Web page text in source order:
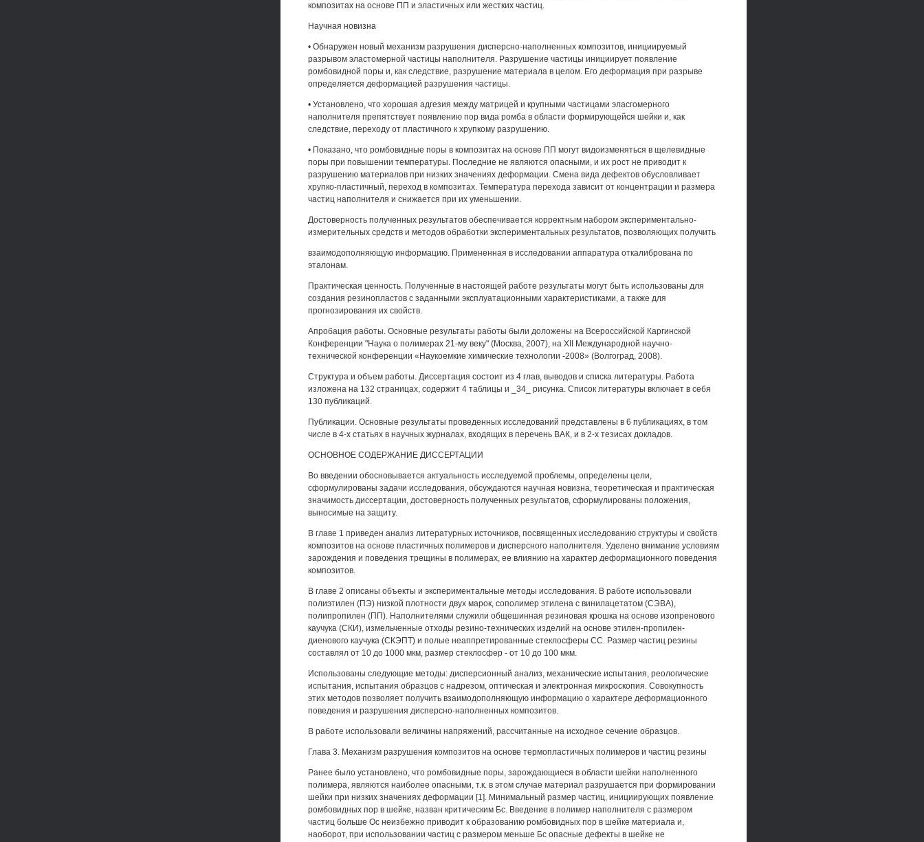
композитах на основе ПП и эластичных или жестких частиц.
Научная новизна
• Обнаружен новый механизм разрушения дисперсно-наполненных композитов, инициируемый
разрывом эластомерной частицы наполнителя. Разрушение частицы инициирует появление
ромбовидной поры и, как следствие, разрушение материала в целом. Его деформация при разрыве
определяется деформацией разрушения частицы.
• Установлено, что хорошая адгезия между матрицей и крупными частицами эласгомерного
наполнителя препятствует появлению пор вида ромба в области формирующейся шейки и, как
следствие, переходу от пластичного к хрупкому разрушению.
• Показано, что ромбовидные поры в композитах на основе ПП могут видоизменяться в щелевидные
поры при повышении температуры. Последние не являются опасными, и их рост не приводит к
разрушению материалов при низких значениях деформации. Смена вида дефектов обусловливает
хрупко-пластичный, переход в композитах. Температура перехода зависит от концентрации и размера
частиц наполнителя и снижается при их уменьшении.
Достоверность полученных результатов обеспечивается корректным набором экспериментально-
измерительных средств и методов обработки экспериментальных результатов, позволяющих получить
взаимодополняющую информацию. Примененная в исследовании аппаратура откалибрована по
эталонам.
Практическая ценность. Полученные в настоящей работе результаты могут быть использованы для
создания резинопластов с заданными эксплуатационными характеристиками, а также для
прогнозирования их свойств.
Апробация работы. Основные результаты работы были доложены на Всероссийской Каргинской
Конференции "Наука о полимерах 21-му веку" (Москва, 2007), на XII Международной научно-
технической конференции «Наукоемкие химические технологии -2008» (Волгоград, 2008).
Структура и объем работы. Диссертация состоит из 4 глав, выводов и списка литературы. Работа
изложена на 132 страницах, содержит 4 таблицы и _34_ рисунка. Список литературы включает в себя
130 публикаций.
Публикации. Основные результаты проведенных исследований представлены в 6 публикациях, в том
числе в 4-х статьях в научных журналах, входящих в перечень ВАК, и в 2-х тезисах докладов.
ОСНОВНОЕ СОДЕРЖАНИЕ ДИССЕРТАЦИИ
Во введении обосновывается актуальность исследуемой проблемы, определены цели,
сформулированы задачи исследования, обсуждаются научная новизна, теоретическая и практическая
значимость диссертации, достоверность полученных результатов, сформулированы положения,
выносимые на защиту.
В главе 1 приведен анализ литературных источников, посвященных исследованию структуры и свойств
композитов на основе пластичных полимеров и дисперсного наполнителя. Уделено внимание условиям
зарождения и поведения трещины в полимерах, ее влиянию на характер деформационного поведения
композитов.
В главе 2 описаны объекты и экспериментальные методы исследования. В работе использовали
полиэтилен (ПЭ) низкой плотности двух марок, сополимер этилена с винилацетатом (СЭВА),
полипропилен (ПП). Наполнителями служили общешинная резиновая крошка на основе изопренового
каучука (СКИ), измельченные отходы резино-технических изделий на основе этилен-пропилен-
диенового каучука (СКЭПТ) и полые неаппретированные стеклосферы СС. Размер частиц резины
составлял от 10 до 1000 мкм, размер стеклосфер - от 10 до 100 мкм.
Использованы следующие методы: дисперсионный анализ, механические испытания, реологические
испытания, испытания образцов с надрезом, оптическая и электронная микроскопия. Совокупность
этих методов позволяет получить взаимодополняющую информацию о характере деформационного
поведения и разрушения дисперсно-наполненных композитов.
В работе использовали величины напряжений, рассчитанные на исходное сечение образцов.
Глава 3. Механизм разрушения композитов на основе термопластичных полимеров и частиц резины
Ранее было установлено, что ромбовидные поры, зарождающиеся в области шейки наполненного
полимера, являются наиболее опасными, т.к. в этом случае материал разрушается при формировании
шейки при низких значениях деформации [1]. Минимальный размер частиц, инициирующих появление
ромбовидных пор в шейке, назван критическим Бс. Введение в полимер наполнителя с размером
частиц больше Ос неизбежно приводит к образованию ромбовидных пор в шейке материала и,
наоборот, при использовании частиц с размером меньше Бс опасные дефекты в шейке не